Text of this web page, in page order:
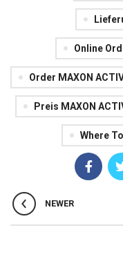
Online
Order MAXON
Preis MAXON
Where
NEWER